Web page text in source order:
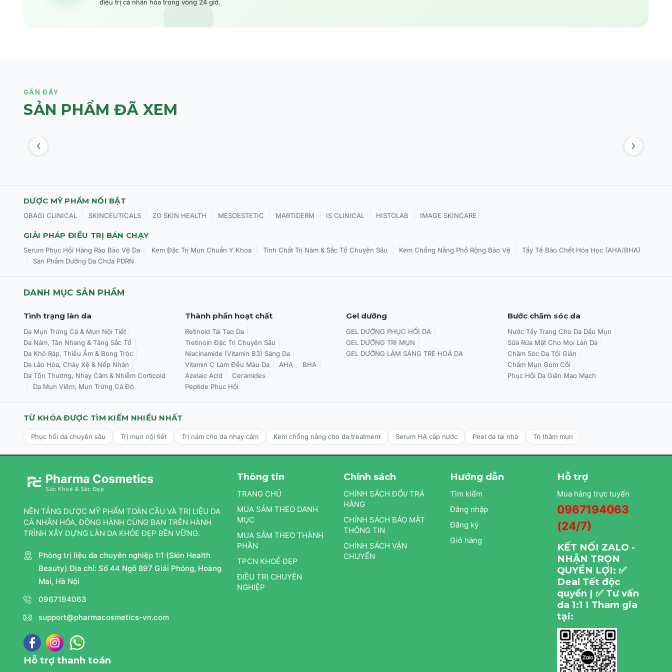
điều trị cá nhân hóa trong vòng 24 giờ.
GẦN ĐÂY
SẢN PHẨM ĐÃ XEM
DƯỢC MỸ PHẨM NỔI BẬT
OBAGI CLINICAL SKINCEUTICALS ZO SKIN HEALTH MESOESTETIC MARTIDERM IS CLINICAL HISTOLAB IMAGE SKINCARE
GIẢI PHÁP ĐIỀU TRỊ BÁN CHẠY
Serum Phục Hồi Hàng Rào Bảo Vệ Da Kem Đặc Trị Mụn Chuẩn Y Khoa Tinh Chất Trị Nám & Sắc Tố Chuyên Sâu Kem Chống Nắng Phổ Rộng Bảo Vệ Tẩy Tế Bào Chết Hóa Học (AHA/BHA)
Sản Phẩm Dưỡng Da Chứa PDRN
DANH MỤC SẢN PHẨM
Tình trạng làn da
Da Mụn Trứng Cá & Mụn Nội Tiết
Da Nám, Tàn Nhang & Tăng Sắc Tố
Da Khô Ráp, Thiếu Ẩm & Bong Tróc
Da Lão Hóa, Chảy Xệ & Nếp Nhăn
Da Tổn Thương, Nhạy Cảm & Nhiễm Corticoid
Da Mụn Viêm, Mụn Trứng Cá Đỏ
Thành phần hoạt chất
Retinoid Tái Tạo Da
Tretinoin Đặc Trị Chuyên Sâu
Niacinamide (Vitamin B3) Sáng Da
Vitamin C Làm Đều Màu Da
AHA
BHA
Azelaic Acid
Ceramides
Peptide Phục Hồi
Gel dưỡng
GEL DƯỠNG PHỤC HỒI DA
GEL DƯỠNG TRỊ MỤN
GEL DƯỠNG LÀM SÁNG TRẺ HOÁ DA
Bước chăm sóc da
Nước Tẩy Trang Cho Da Dầu Mụn
Sữa Rửa Mặt Cho Mọi Làn Da
Chăm Sóc Da Tối Giản
Chấm Mụn Gom Cồi
Phục Hồi Da Giãn Mao Mạch
TỪ KHÓA ĐƯỢC TÌM KIẾM NHIỀU NHẤT
Phục hồi da chuyên sâu Trị mụn nội tiết Trị nám cho da nhạy cảm Kem chống nắng cho da treatment Serum HA cấp nước Peel da tại nhà Trị thâm mụn
Pharma Cosmetics
Sức Khoẻ & Sắc Đẹp
NỀN TẢNG DƯỢC MỸ PHẨM TOÀN CẦU VÀ TRỊ LIỆU DA
CÁ NHÂN HÓA, ĐỒNG HÀNH CÙNG BẠN TRÊN HÀNH
TRÌNH XÂY DỰNG LÀN DA KHỎE ĐẸP BỀN VỮNG.
Phòng trị liệu da chuyên nghiệp 1:1 (Skin Health
Beauty) Địa chỉ: Số 44 Ngõ 897 Giải Phóng, Hoàng
Mai, Hà Nội
0967194063
support@pharmacosmetics-vn.com
Hỗ trợ thanh toán
Thông tin
TRANG CHỦ
MUA SẮM THEO DANH
MỤC
MUA SẮM THEO THÀNH
PHẦN
TPCN KHOẺ ĐẸP
ĐIỀU TRỊ CHUYÊN
NGHIỆP
Chính sách
CHÍNH SÁCH ĐỔI/ TRẢ
HÀNG
CHÍNH SÁCH BẢO MẬT
THÔNG TIN
CHÍNH SÁCH VẬN
CHUYỂN
Hướng dẫn
Tìm kiếm
Đăng nhập
Đăng ký
Giỏ hàng
Hỗ trợ
Mua hàng trực tuyến
0967194063
(24/7)
KẾT NỐI ZALO -
NHẬN TRỌN
QUYỀN LỢI: ✅
Deal Tết độc
quyền | ✅ Tư vấn
da 1:1 I Tham gia
tại: